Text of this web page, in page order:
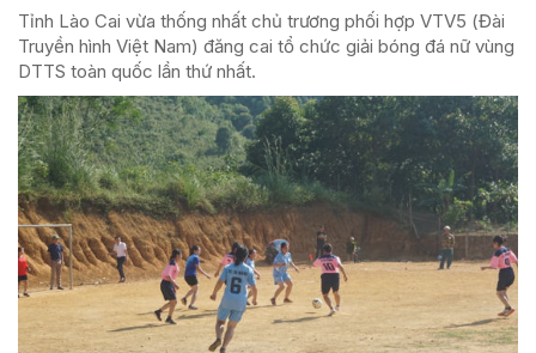
Tỉnh Lào Cai vừa thống nhất chủ trương phối hợp VTV5 (Đài
Truyền hình Việt Nam) đăng cai tổ chức giải bóng đá nữ vùng
DTTS toàn quốc lần thứ nhất.